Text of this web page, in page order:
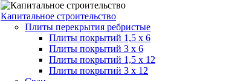
Капитальное строительство
Плиты перекрытия ребристые
Плиты покрытий 1,5 x 6
Плиты покрытий 3 x 6
Плиты покрытий 1,5 x 12
Плиты покрытий 3 x 12